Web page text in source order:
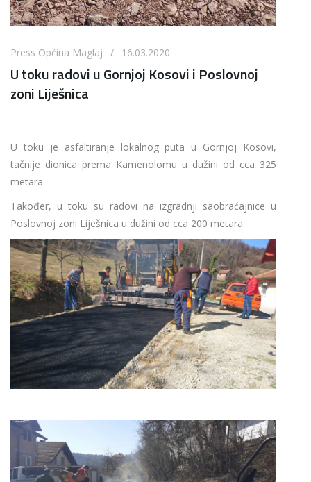
Press Općina Maglaj / 16.03.2020
U toku radovi u Gornjoj Kosovi i Poslovnoj
zoni Liješnica
U toku je asfaltiranje lokalnog puta u Gornjoj Kosovi,
tačnije dionica prema Kamenolomu u dužini od cca 325
metara.
Također, u toku su radovi na izgradnji saobraćajnice u
Poslovnoj zoni Liješnica u dužini od cca 200 metara.